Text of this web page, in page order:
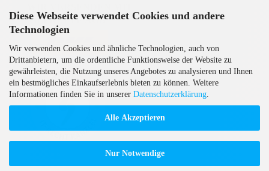
Diese Webseite verwendet Cookies und andere
Technologien
Wir verwenden Cookies und ähnliche Technologien, auch von
Drittanbietern, um die ordentliche Funktionsweise der Website zu
gewährleisten, die Nutzung unseres Angebotes zu analysieren und Ihnen
ein bestmögliches Einkaufserlebnis bieten zu können. Weitere
Informationen finden Sie in unserer Datenschutzerklärung
Alle Akzeptieren
Nur Notwendige
GEPRÜFTE AGB